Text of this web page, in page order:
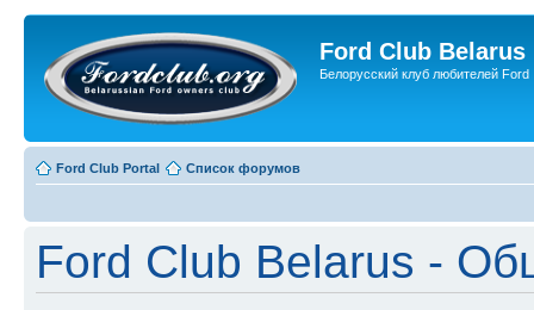
Ford Club Belarus
Белорусский клуб любителей Ford
Ford Club Portal Список форумов
Ford Club Belarus -